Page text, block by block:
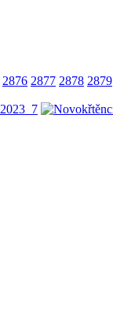
2876 2877 2878 2879